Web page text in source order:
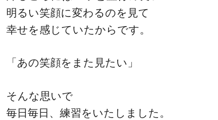
明るい笑顔に変わるのを見て
幸せを感じていたからです。
「あの笑顔をまた見たい」
そんな思いで
毎日毎日、練習をいたしました。